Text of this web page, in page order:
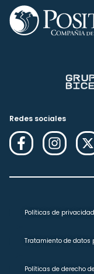
Redes sociales
Políticas de privacidad
Tratamiento de datos
Políticas de derecho